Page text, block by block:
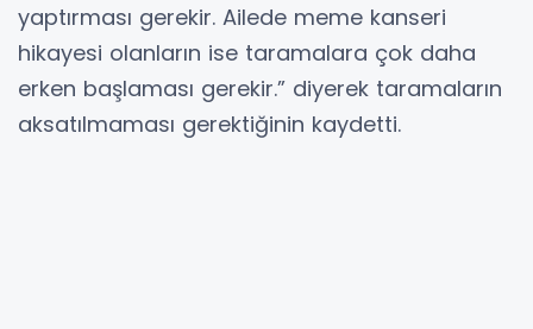
yaptırması gerekir. Ailede meme kanseri
hikayesi olanların ise taramalara çok daha
erken başlaması gerekir.” diyerek taramaların
aksatılmaması gerektiğinin kaydetti.